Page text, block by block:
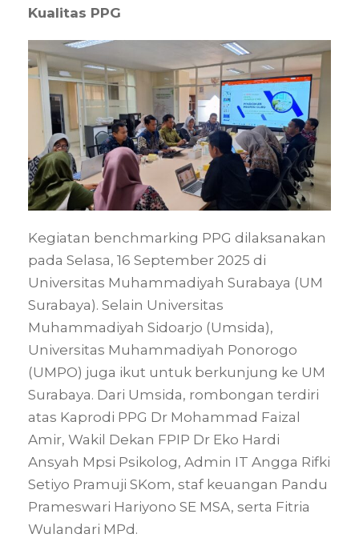
Kualitas PPG
Kegiatan benchmarking PPG dilaksanakan
pada Selasa, 16 September 2025 di
Universitas Muhammadiyah Surabaya (UM
Surabaya). Selain Universitas
Muhammadiyah Sidoarjo (Umsida),
Universitas Muhammadiyah Ponorogo
(UMPO) juga ikut untuk berkunjung ke UM
Surabaya. Dari Umsida, rombongan terdiri
atas Kaprodi PPG Dr Mohammad Faizal
Amir, Wakil Dekan FPIP Dr Eko Hardi
Ansyah Mpsi Psikolog, Admin IT Angga Rifki
Setiyo Pramuji SKom, staf keuangan Pandu
Prameswari Hariyono SE MSA, serta Fitria
Wulandari MPd.